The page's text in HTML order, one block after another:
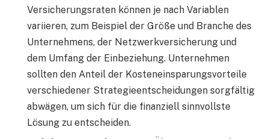
Versicherungsraten können je nach Variablen
variieren, zum Beispiel der Größe und Branche des
Unternehmens, der Netzwerkversicherung und
dem Umfang der Einbeziehung. Unternehmen
sollten den Anteil der Kosteneinsparungsvorteile
verschiedener Strategieentscheidungen sorgfältig
abwägen, um sich für die finanziell sinnvollste
Lösung zu entscheiden.